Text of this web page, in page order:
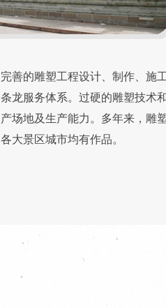
完善的雕塑工程设计、制作、施
条龙服务体系。过硬的雕塑技术
产场地及生产能力。多年来，雕
各大景区城市均有作品。